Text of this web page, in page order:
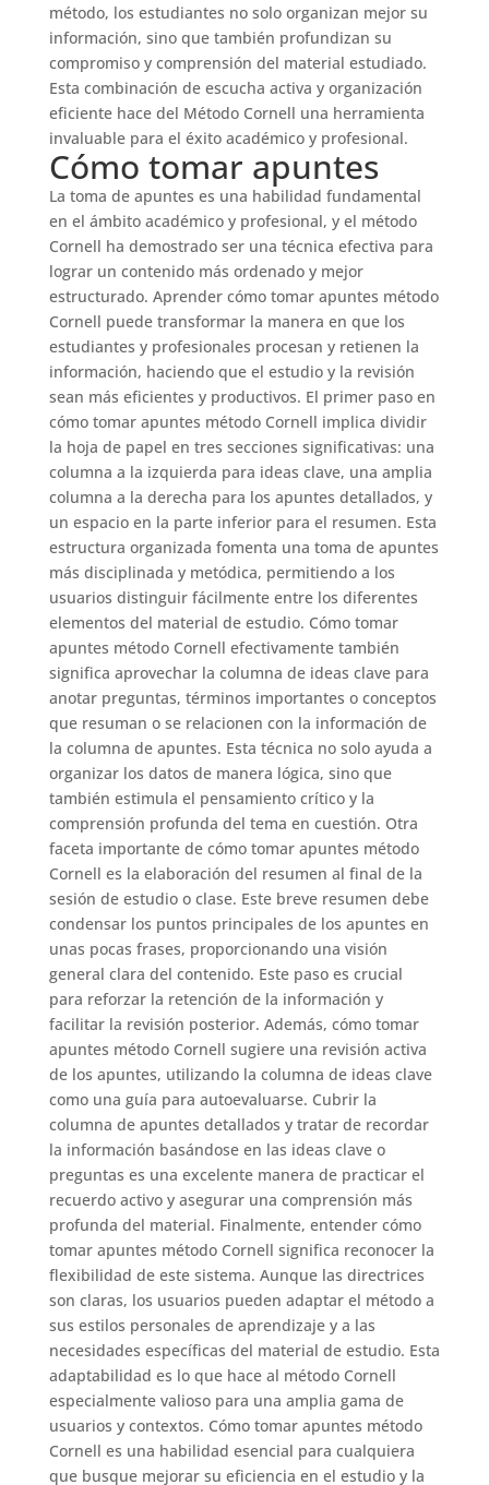
método, los estudiantes no solo organizan mejor su
información, sino que también profundizan su
compromiso y comprensión del material estudiado.
Esta combinación de escucha activa y organización
eficiente hace del Método Cornell una herramienta
invaluable para el éxito académico y profesional.
Cómo tomar apuntes
La toma de apuntes es una habilidad fundamental
en el ámbito académico y profesional, y el método
Cornell ha demostrado ser una técnica efectiva para
lograr un contenido más ordenado y mejor
estructurado. Aprender cómo tomar apuntes método
Cornell puede transformar la manera en que los
estudiantes y profesionales procesan y retienen la
información, haciendo que el estudio y la revisión
sean más eficientes y productivos. El primer paso en
cómo tomar apuntes método Cornell implica dividir
la hoja de papel en tres secciones significativas: una
columna a la izquierda para ideas clave, una amplia
columna a la derecha para los apuntes detallados, y
un espacio en la parte inferior para el resumen. Esta
estructura organizada fomenta una toma de apuntes
más disciplinada y metódica, permitiendo a los
usuarios distinguir fácilmente entre los diferentes
elementos del material de estudio. Cómo tomar
apuntes método Cornell efectivamente también
significa aprovechar la columna de ideas clave para
anotar preguntas, términos importantes o conceptos
que resuman o se relacionen con la información de
la columna de apuntes. Esta técnica no solo ayuda a
organizar los datos de manera lógica, sino que
también estimula el pensamiento crítico y la
comprensión profunda del tema en cuestión. Otra
faceta importante de cómo tomar apuntes método
Cornell es la elaboración del resumen al final de la
sesión de estudio o clase. Este breve resumen debe
condensar los puntos principales de los apuntes en
unas pocas frases, proporcionando una visión
general clara del contenido. Este paso es crucial
para reforzar la retención de la información y
facilitar la revisión posterior. Además, cómo tomar
apuntes método Cornell sugiere una revisión activa
de los apuntes, utilizando la columna de ideas clave
como una guía para autoevaluarse. Cubrir la
columna de apuntes detallados y tratar de recordar
la información basándose en las ideas clave o
preguntas es una excelente manera de practicar el
recuerdo activo y asegurar una comprensión más
profunda del material. Finalmente, entender cómo
tomar apuntes método Cornell significa reconocer la
flexibilidad de este sistema. Aunque las directrices
son claras, los usuarios pueden adaptar el método a
sus estilos personales de aprendizaje y a las
necesidades específicas del material de estudio. Esta
adaptabilidad es lo que hace al método Cornell
especialmente valioso para una amplia gama de
usuarios y contextos. Cómo tomar apuntes método
Cornell es una habilidad esencial para cualquiera
que busque mejorar su eficiencia en el estudio y la